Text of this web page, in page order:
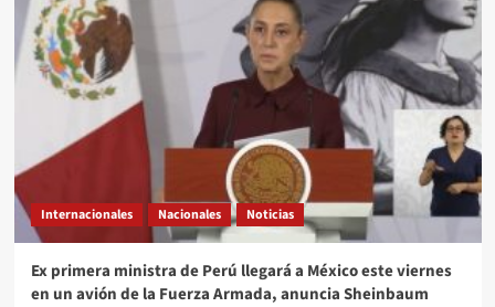
Internacionales Nacionales Noticias
Ex primera ministra de Perú llegará a México este viernes
en un avión de la Fuerza Armada, anuncia Sheinbaum